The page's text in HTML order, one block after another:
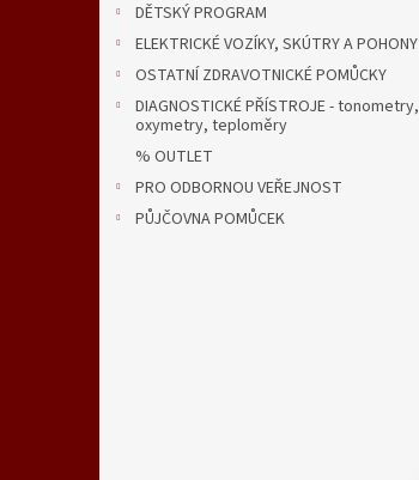
DĚTSKÝ PROGRAM
ELEKTRICKÉ VOZÍKY, SKÚTRY A POHONY
OSTATNÍ ZDRAVOTNICKÉ POMŮCKY
DIAGNOSTICKÉ PŘÍSTROJE - tonometry,
oxymetry, teploměry
% OUTLET
PRO ODBORNOU VEŘEJNOST
PŮJČOVNA POMŮCEK